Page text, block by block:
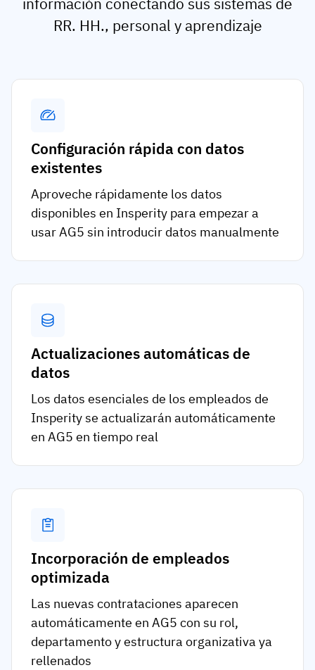
RR. HH., personal y aprendizaje
Configuración rápida con datos
existentes
Aproveche rápidamente los datos
disponibles en Insperity para empezar a
usar AG5 sin introducir datos manualmente
Actualizaciones automáticas de
datos
Los datos esenciales de los empleados de
Insperity se actualizarán automáticamente
en AG5 en tiempo real
Incorporación de empleados
optimizada
Las nuevas contrataciones aparecen
automáticamente en AG5 con su rol,
departamento y estructura organizativa ya
rellenados